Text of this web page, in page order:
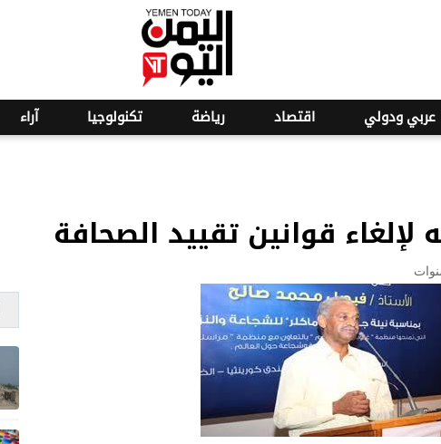
عربي ودولي اقتصاد رياضة تكنولوجيا آراء
لإلغاء قوانين تقييد الصحافة